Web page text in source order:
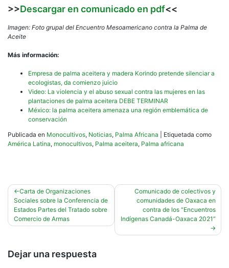
>>Descargar en comunicado en pdf<<
Imagen: Foto grupal del Encuentro Mesoamericano contra la Palma de
Aceite
Más información:
Empresa de palma aceitera y madera Korindo pretende silenciar a
ecologistas, da comienzo juicio
Video: La violencia y el abuso sexual contra las mujeres en las
plantaciones de palma aceitera DEBE TERMINAR
México: la palma aceitera amenaza una región emblemática de
conservación
Publicada en Monocultivos, Noticias, Palma Africana
Etiquetada como
América Latina, monocultivos, Palma aceitera, Palma africana
Navegación
de
entradas
Carta de Organizaciones
Sociales sobre la Conferencia de
Estados Partes del Tratado sobre
Comercio de Armas
Comunicado de colectivos y
comunidades de Oaxaca en
contra de los “Encuentros
Indígenas Canadá-Oaxaca 2021”
Dejar una respuesta